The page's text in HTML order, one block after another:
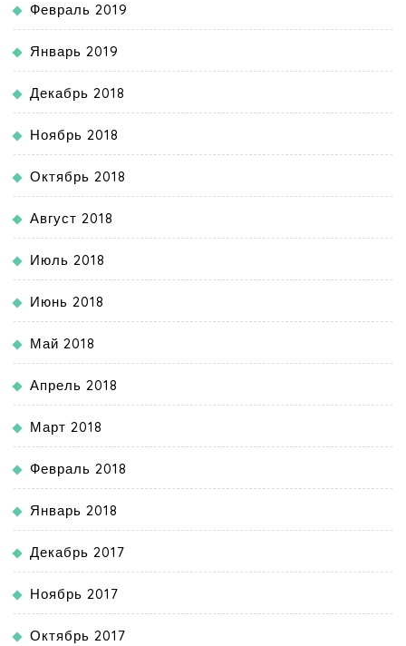
Февраль 2019
Январь 2019
Декабрь 2018
Ноябрь 2018
Октябрь 2018
Август 2018
Июль 2018
Июнь 2018
Май 2018
Апрель 2018
Март 2018
Февраль 2018
Январь 2018
Декабрь 2017
Ноябрь 2017
Октябрь 2017